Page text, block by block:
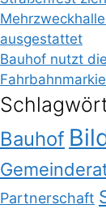
ausgestattet
Bauhof nutzt
Bauhof
Partnerschaft